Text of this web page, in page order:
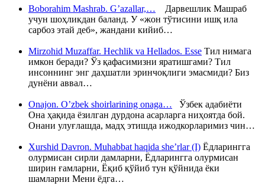
Boborahim Mashrab. G’azallar,… Дарвешлик Машраб
учун шоҳликдан баланд. У «жон тўтисини ишқ ила
сарбоз этай деб», жандани кийиб…
Mirzohid Muzaffar. Hechlik va Hellados. Esse Тил нимага
имкон беради? Ўз қафасимизни яратишгами? Тил
инсоннинг энг даҳшатли эринчоқлиги эмасмиди? Биз
дунёни аввал…
Onajon. O’zbek shoirlarining onaga… Ўзбек адабиёти
Она ҳақида ёзилган дурдона асарларга ниҳоятда бой.
Онани улуғлашда, мадҳ этишда ижодкорларимиз чин…
Xurshid Davron. Muhabbat haqida she’rlar (I) Ёдларингга
олурмисан сирли дамларни, Ёдларингга олурмисан
ширин ғамларни, Ёқиб қўйиб тун қўйнида ёки
шамларни Мени ёдга…